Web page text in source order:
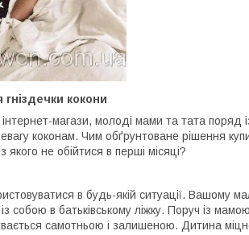
кокони
інтернет-магази, молоді мами та тата
коконам. Чим обґрунтоване рішення
не обійтися в перші місяці?
в будь-якій ситуації. Вашому
собою в батьківському ліжку. Поруч із
самотньою і залишеною. Дитина